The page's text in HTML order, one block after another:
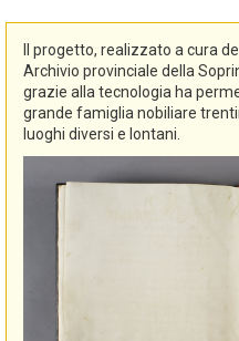
Il progetto, realizzato a cura
Archivio provinciale della
grazie alla tecnologia ha
grande famiglia nobiliare
luoghi diversi e lontani.